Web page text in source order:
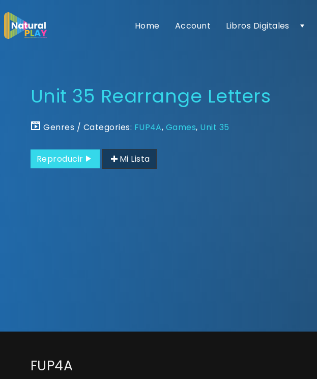
Home Account Libros Digitales
Unit 35 Rearrange Letters
Genres / Categories: FUP4A, Games, Unit 35
Reproducir Mi Lista
FUP4A